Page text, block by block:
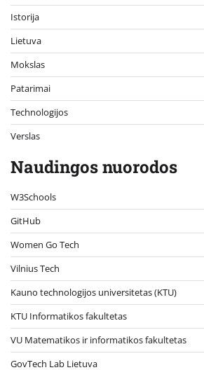
Istorija
Lietuva
Mokslas
Patarimai
Technologijos
Verslas
Naudingos nuorodos
W3Schools
GitHub
Women Go Tech
Vilnius Tech
Kauno technologijos universitetas (KTU)
KTU Informatikos fakultetas
VU Matematikos ir informatikos fakultetas
GovTech Lab Lietuva